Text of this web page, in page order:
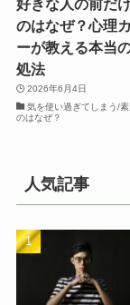
好きな人の前だ
のはなぜ？心理
ーが教える本当
処法
2026年6月4日
気を使い過ぎてしまう/
のはなぜ？
人気記事